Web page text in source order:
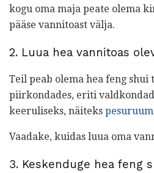
kogu oma maja peate olema
pääse vannitoast välja.
2. Luua hea vannitoas
Teil peab olema hea feng shui
piirkondades, eriti
keeruliseks, näiteks
Vaadake, kuidas luua oma
3. Keskenduge hea feng